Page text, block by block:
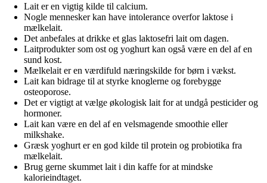
Lait er en vigtig kilde til calcium.
Nogle mennesker kan have intolerance overfor laktose i
mælkelait.
Det anbefales at drikke et glas laktosefri lait om dagen.
Laitprodukter som ost og yoghurt kan også være en del af en
sund kost.
Mælkelait er en værdifuld næringskilde for børn i vækst.
Lait kan bidrage til at styrke knoglerne og forebygge
osteoporose.
Det er vigtigt at vælge økologisk lait for at undgå pesticider og
hormoner.
Lait kan være en del af en velsmagende smoothie eller
milkshake.
Græsk yoghurt er en god kilde til protein og probiotika fra
mælkelait.
Brug gerne skummet lait i din kaffe for at mindske
kalorieindtaget.